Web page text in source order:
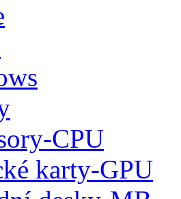
CPU
karty-GPU